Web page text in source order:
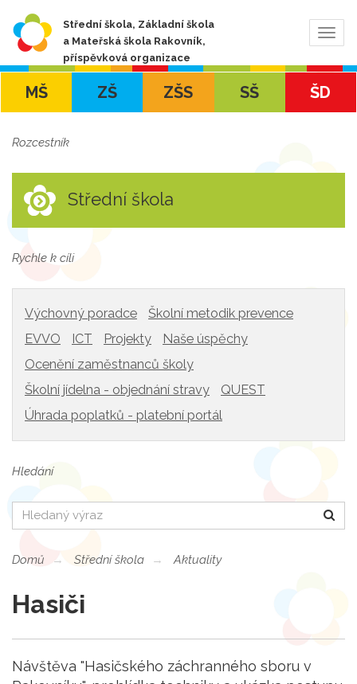
Střední škola, Základní škola
a Mateřská škola Rakovník,
příspěvková organizace
MŠ ZŠ ZŠS SŠ ŠD
Rozcestník
Střední škola
Rychle k cíli
Výchovný poradce
Školní metodik prevence
EVVO
ICT Projekty
Naše úspěchy
Ocenění zaměstnanců školy
Školní jídelna - objednání stravy
QUEST
Úhrada poplatků - platební portál
Hledání
Hledat
Domů Střední škola Aktuality
Hasiči
Návštěva "Hasičského záchranného sboru v